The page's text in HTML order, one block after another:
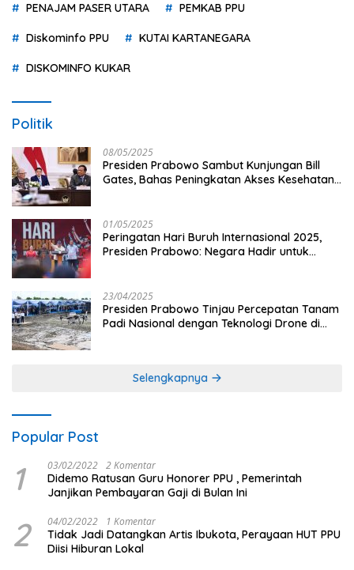
PENAJAM PASER UTARA PEMKAB PPU
Diskominfo PPU KUTAI KARTANEGARA
DISKOMINFO KUKAR
Politik
08/05/2025
Presiden Prabowo Sambut Kunjungan Bill
Gates, Bahas Peningkatan Akses Kesehatan
01/05/2025
Peringatan Hari Buruh Internasional 2025,
Presiden Prabowo: Negara Hadir untuk
23/04/2025
Presiden Prabowo Tinjau Percepatan Tanam
Padi Nasional dengan Teknologi Drone di
Selengkapnya
Popular Post
1 03/02/2022 2 Komentar
Didemo Ratusan Guru Honorer PPU , Pemerintah
Janjikan Pembayaran Gaji di Bulan Ini
2 04/02/2022 1 Komentar
Tidak Jadi Datangkan Artis Ibukota, Perayaan HUT PPU
Diisi Hiburan Lokal